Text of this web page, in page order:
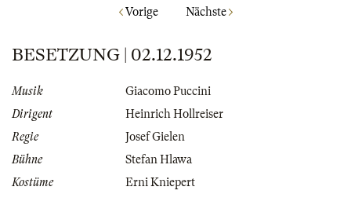
Vorige Nächste
BESETZUNG | 02.12.1952
Musik
Giacomo Puccini
Dirigent
Heinrich Hollreiser
Regie
Josef Gielen
Bühne
Stefan Hlawa
Kostüme
Erni Kniepert